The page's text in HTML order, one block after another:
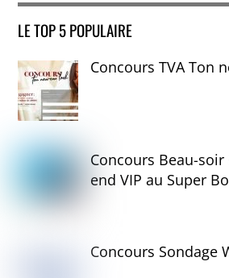
LE TOP 5 POPULAIRE
Concours TVA Ton
Concours Beau-
end VIP au Super
Concours Sondage